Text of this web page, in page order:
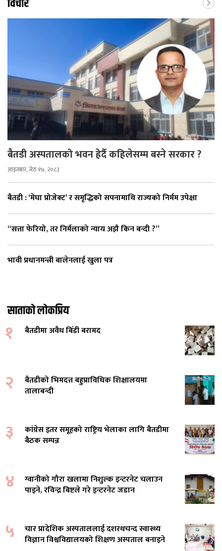
बैतडी अस्पतालको भवन हेर्दै कहिलेसम्म बस्ने सरकार ?
आइतबार, जेठ १७, २०८३
बैतडी : ‘मेघा प्रोजेक्ट’ र समृद्धिको सपनामाथि राज्यको निर्मम उपेक्षा
“सत्ता फेरियो, तर निर्मलाको न्याय अझै किन बन्दी ?”
भावी प्रधानमन्त्री बालेनलाई खुला पत्र
साताको लोकप्रिय
१ बैतडीमा अवैध बिँडी बरामद
२
बैतडीको भिमदत्त बहुप्राविधिक शिक्षालयमा
तालाबन्दी
३
कांग्रेस इतर समूहको राष्ट्रिय भेलाका लागि बैतडीमा
बैठक सम्पन्न
४
ग्वानीको गौरा खलामा निशुल्क इन्टरनेट चलाउन
पाइने, रविन्द्र बिष्टले गरे इन्टरनेट जडान
५
चार प्रादेशिक अस्पताललाई दशरथचन्द स्वास्थ्य
विज्ञान विश्वविद्यालयको शिक्षण अस्पताल बनाइने